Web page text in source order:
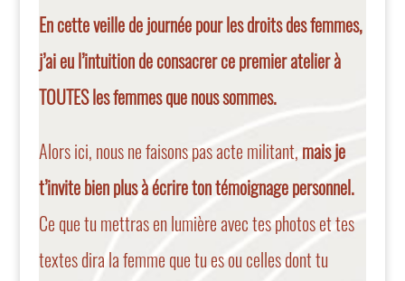
En cette veille de journée pour les droits des femmes,
j’ai eu l’intuition de consacrer ce premier atelier à
TOUTES les femmes que nous sommes.
Alors ici, nous ne faisons pas acte militant, mais je
t’invite bien plus à écrire ton témoignage personnel.
Ce que tu mettras en lumière avec tes photos et tes
textes dira la femme que tu es ou celles dont tu